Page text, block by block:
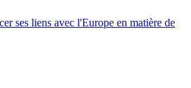
ses liens avec l'Europe en matière de